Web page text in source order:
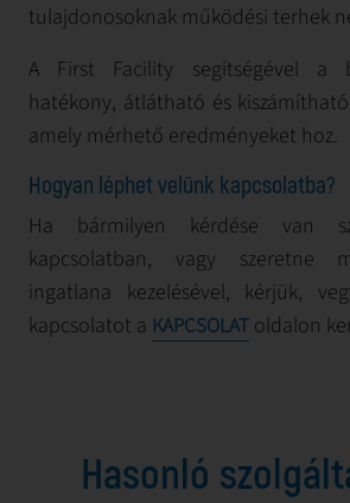
tulajdonosoknak működési terhek
A First Facility segítségével a
hatékony, átlátható és
amely mérhető eredményeket hoz.
Hogyan léphet velünk kapcsolatba?
Ha bármilyen kérdése van
kapcsolatban, vagy szeretne
ingatlana kezelésével, kérjük,
kapcsolatot a KAPCSOLAT oldalon
Hasonló